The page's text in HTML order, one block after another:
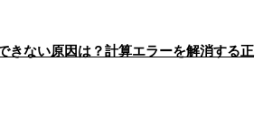
きない原因は？計算エラーを解消する正